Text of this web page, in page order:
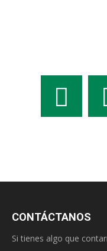
CONTÁCTANOS
Si tienes algo que